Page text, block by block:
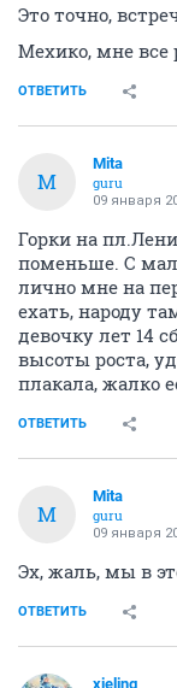
Это точно,
Мехико, мне все
ОТВЕТИТЬ
M
Mita
guru
09 января
Горки на
поменьше. С
лично мне на
ехать, народу
девочку лет 14
высоты роста,
плакала, жалко
ОТВЕТИТЬ
M
Mita
guru
09 января
Эх, жаль, мы в
ОТВЕТИТЬ
xieling